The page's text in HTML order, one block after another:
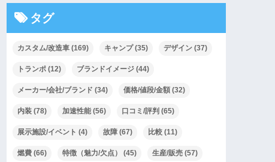
タグ
カスタム/改造車 (169) キャンプ(35) デザイン (37)
トランポ (12) ブランドイメージ (44)
メーカー/会社/ブランド (34) 価格/値段/金額 (32)
内装 (78) 加速性能 (56) 口コミ/評判 (65)
展示施設/イベント (4) 故障 (67) 比較 (11)
燃費 (66) 特徴（魅力/欠点） (45) 生産/販売 (57)